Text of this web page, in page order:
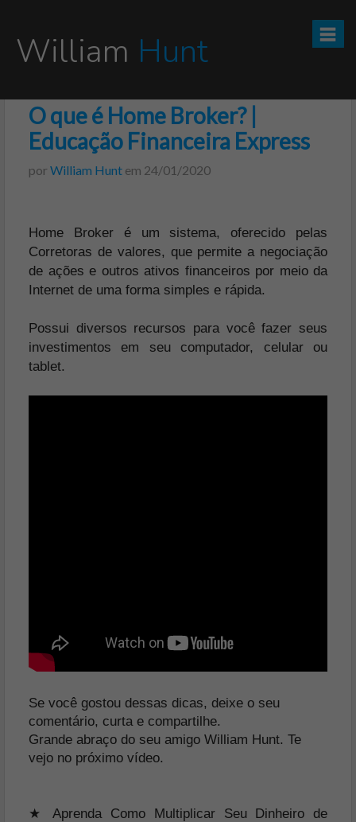
William Hunt
CURSO TESOURO DIRETO PRO
CURSO SEGREDOS DOS INVESTIMENTOS PARA INICIANTES
INFOGRÁFICOS
POSTS
O que é Home Broker? |
Educação Financeira Express
por William Hunt em 24/01/2020
Home Broker é um sistema, oferecido pelas
Corretoras de valores, que permite a negociação
de ações e outros ativos financeiros por meio da
Internet de uma forma simples e rápida.
Possui diversos recursos para você fazer seus
investimentos em seu computador, celular ou
tablet.
Se você gostou dessas dicas, deixe o seu
comentário, curta e compartilhe.
Grande abraço do seu amigo William Hunt. Te
vejo no próximo vídeo.
★ Aprenda Como Multiplicar Seu Dinheiro de